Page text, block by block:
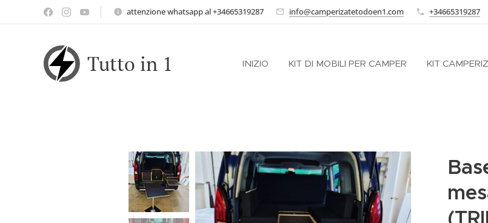
attenzione whatsapp al +34665319287 info@camperizatetodoen1.com +34665319287
Tutto in 1 INIZIO KIT DI MOBILI PER CAMPER KIT